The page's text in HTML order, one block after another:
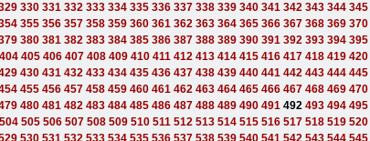
330 331 332 333 334 335 336 337 338 339 340 341 342 343 344 345
355 356 357 358 359 360 361 362 363 364 365 366 367 368 369 370
380 381 382 383 384 385 386 387 388 389 390 391 392 393 394 395
405 406 407 408 409 410 411 412 413 414 415 416 417 418 419 420
430 431 432 433 434 435 436 437 438 439 440 441 442 443 444 445
455 456 457 458 459 460 461 462 463 464 465 466 467 468 469 470
480 481 482 483 484 485 486 487 488 489 490 491 492 493 494 495
505 506 507 508 509 510 511 512 513 514 515 516 517 518 519 520
530 531 532 533 534 535 536 537 538 539 540 541 542 543 544 545